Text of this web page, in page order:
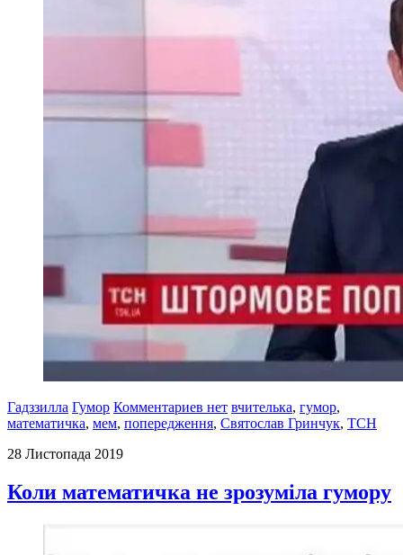
Гадззилла Гумор Комментариев нет вчителька, гумор,
математичка, мем, попередження, Святослав Гринчук, ТСН
28 Листопада 2019
Коли математичка не зрозуміла гумору